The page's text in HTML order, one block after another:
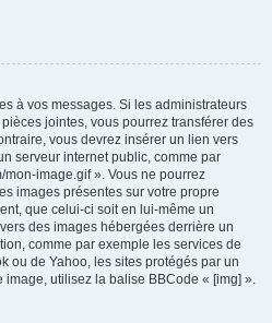
à vos messages. Si les administrateurs
jointes, vous pourrez transférer des
vous devrez insérer un lien vers
serveur internet public, comme par
image.gif ». Vous ne pourrez
images présentes sur votre propre
que celui-ci soit en lui-même un
des images hébergées derrière un
comme par exemple les services de
ou de Yahoo, les sites protégés par un
image, utilisez la balise BBCode « [img] ».